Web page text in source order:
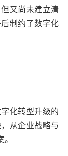
又尚未建立清
制约了数字化
化转型升级的
从企业战略与